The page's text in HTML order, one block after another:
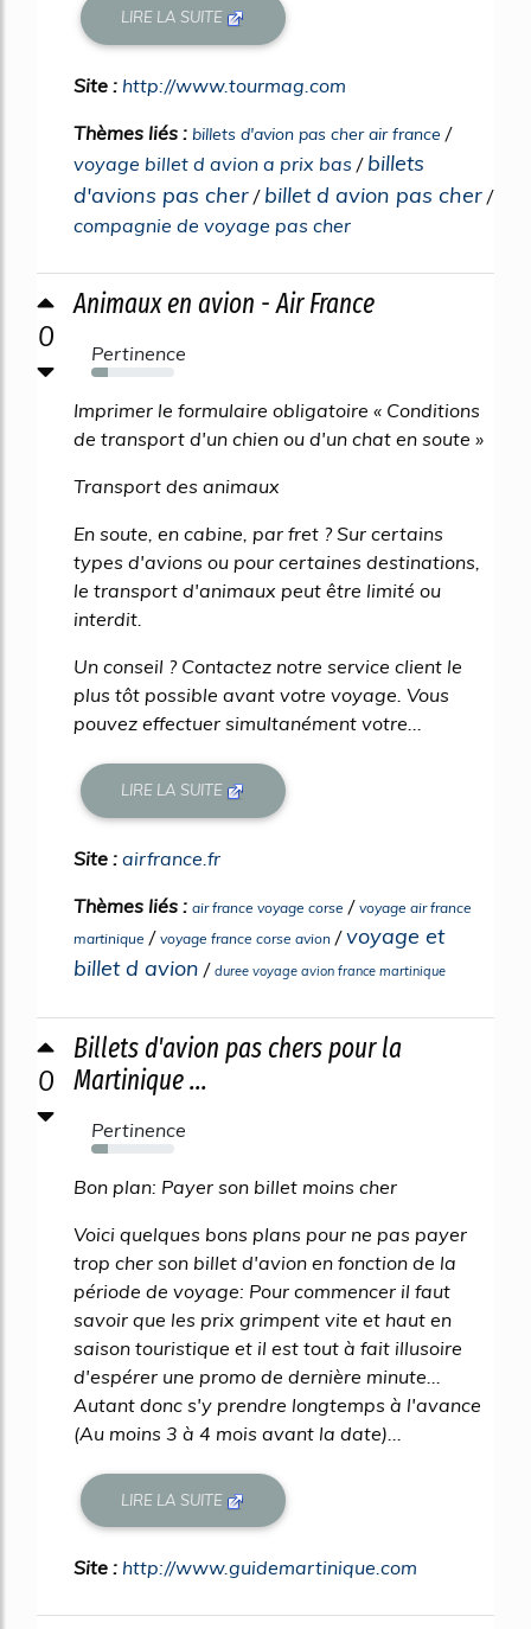
LIRE LA SUITE
Site : http://www.tourmag.com
Thèmes liés : billets d'avion pas cher air france /
voyage billet d avion a prix bas / billets
d'avions pas cher / billet d avion pas cher /
compagnie de voyage pas cher
0
Animaux en avion - Air France
Pertinence
20%
Imprimer le formulaire obligatoire « Conditions
de transport d'un chien ou d'un chat en soute »
Transport des animaux
En soute, en cabine, par fret ? Sur certains
types d'avions ou pour certaines destinations,
le transport d'animaux peut être limité ou
interdit.
Un conseil ? Contactez notre service client le
plus tôt possible avant votre voyage. Vous
pouvez effectuer simultanément votre...
LIRE LA SUITE
Site : airfrance.fr
Thèmes liés : air france voyage corse / voyage air france
martinique / voyage france corse avion /voyage et
billet d avion / duree voyage avion france martinique
0
Billets d'avion pas chers pour la
Martinique ...
Pertinence
20%
Bon plan: Payer son billet moins cher
Voici quelques bons plans pour ne pas payer
trop cher son billet d'avion en fonction de la
période de voyage: Pour commencer il faut
savoir que les prix grimpent vite et haut en
saison touristique et il est tout à fait illusoire
d'espérer une promo de dernière minute...
Autant donc s'y prendre longtemps à l'avance
(Au moins 3 à 4 mois avant la date)...
LIRE LA SUITE
Site : http://www.guidemartinique.com